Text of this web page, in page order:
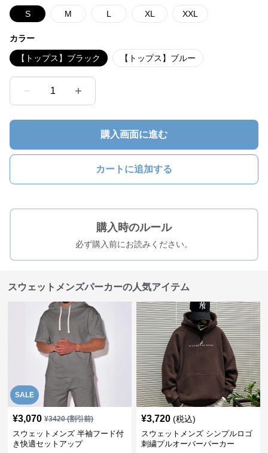
S M L XL XXL
カラー
【トップス】ブラック 【トップス】ブルー
1
購入画面に進む
カートに追加する
購入時のルール
必ず購入前にお読みください。
スウェットメンズパーカーの人気アイテム
SALE
¥3,070 ¥3420(割引前)
スウェットメンズ 半袖フード付
き快適セットアップ
¥3,720 (税込)
スウェットメンズ シンプルロゴ
刺繍プルオーバーパーカー